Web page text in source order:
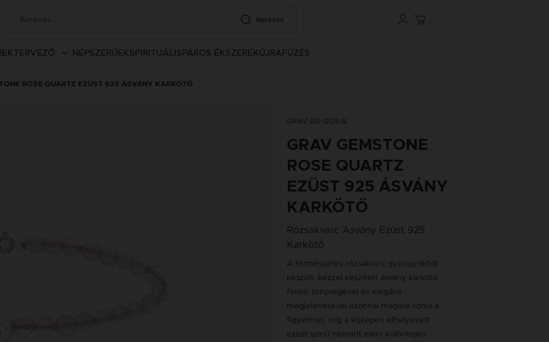
Keresés
TERVEZŐ NÉPSZERŰEK SPIRITUÁLIS PÁROS ÉKSZEREK ÚJRAFŰZÉS
ROSE QUARTZ EZÜST 925 ÁSVÁNY KARKÖTŐ
GRAV-BR-1209-SI
GRAV GEMSTONE
ROSE QUARTZ
EZÜST 925 ÁSVÁNY
KARKÖTŐ
Rózsakvarc Ásvány Ezüst 925
Karkötő
A természetes rózsakvarc gyöngyökből
készült, kézzel készített ásvány karkötő
finom szépségével és elegáns
megjelenésével azonnal magára vonja a
figyelmet, míg a középen elhelyezett
ezüst színű hematit elem különleges